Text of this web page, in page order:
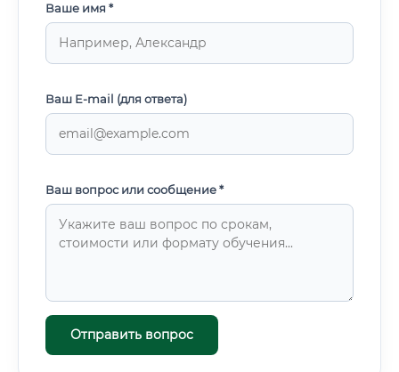
Ваше имя *
Ваш E-mail (для ответа)
Ваш вопрос или сообщение *
Отправить вопрос